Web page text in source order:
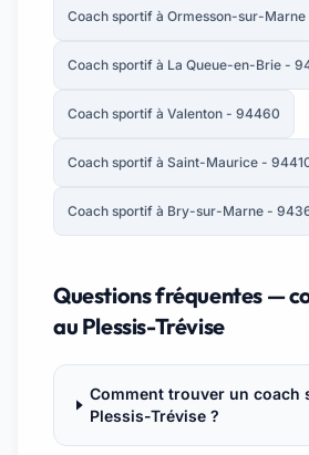
Coach sportif à Ormesson-sur-
Coach sportif à La Queue-en-Brie -
Coach sportif à Valenton - 94460
Coach sportif à Saint-Maurice -
Coach sportif à Bry-sur-Marne -
Questions fréquentes —
au Plessis-Trévise
Comment trouver un coach
Plessis-Trévise ?